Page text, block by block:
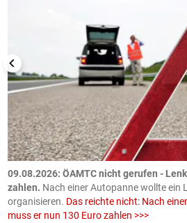
09.08.2026: ÖAMTC nicht gerufen -
zahlen. Nach einer Autopanne wollte ein
organisieren. Das reichte nicht: Nach
muss er nun 130 Euro zahlen >>>